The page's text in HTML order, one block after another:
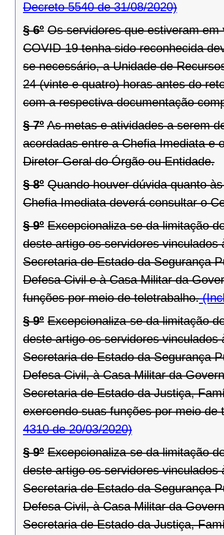
Decreto 5540 de 31/08/2020)
§ 6º Os servidores que estiveram
COVID-19 tenha sido reconhecida
se necessário, a Unidade de
24 (vinte e quatro) horas antes do
com a respectiva documentação
§ 7º As metas e atividades a serem
acordadas entre a Chefia Imediata e
Diretor-Geral do Órgão ou Entidade.
§ 8º Quando houver dúvida quanto
Chefia Imediata deverá consultar o
§ 9º Excepcionaliza-se da limitação
deste artigo os servidores
Secretaria de Estado da Segurança
Defesa Civil e à Casa Militar da
funções por meio de teletrabalho.
§ 9º Excepcionaliza-se da limitação
deste artigo os servidores
Secretaria de Estado da Segurança
Defesa Civil, à Casa Militar da
Secretaria de Estado da Justiça,
exercendo suas funções por meio de
4310 de 20/03/2020)
§ 9º Excepcionaliza-se da limitação
deste artigo os servidores
Secretaria de Estado da Segurança
Defesa Civil, à Casa Militar da
Secretaria de Estado da Justiça,